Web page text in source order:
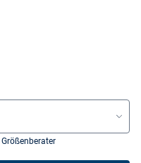
Größenberater